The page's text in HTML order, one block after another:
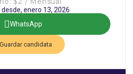
enero 13, 2026
WhatsApp
Guardar candidata